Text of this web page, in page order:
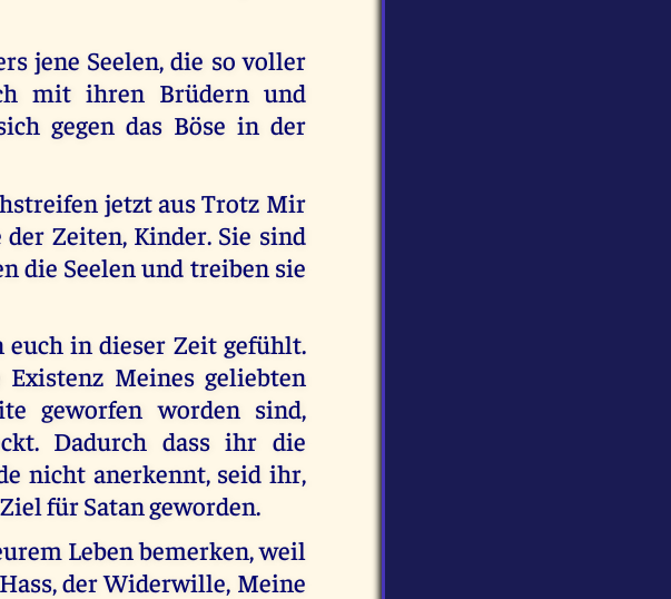
jene Seelen, die so voller
mit ihren Brüdern und
gegen das Böse in der
jetzt aus Trotz Mir
Zeiten, Kinder. Sie sind
die Seelen und treiben sie
euch in dieser Zeit gefühlt.
Meines geliebten
geworfen worden sind,
Dadurch dass ihr die
nicht anerkennt, seid ihr,
für Satan geworden.
Leben bemerken, weil
der Widerwille, Meine